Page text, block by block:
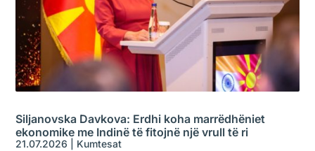
Siljanovska Davkova: Erdhi koha marrëdhëniet
ekonomike me Indinë të fitojnë një vrull të ri
21.07.2026 Kumtesat